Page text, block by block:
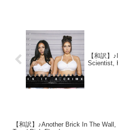
【和訳】
Scientist,
【和訳】♪Another Brick In The Wall,